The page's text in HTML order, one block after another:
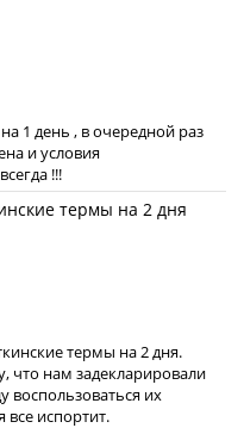
1 день , в очередной раз
и условия
!!!
термы на 2 дня.
что нам задекларировали
воспользоваться их
все испортит.